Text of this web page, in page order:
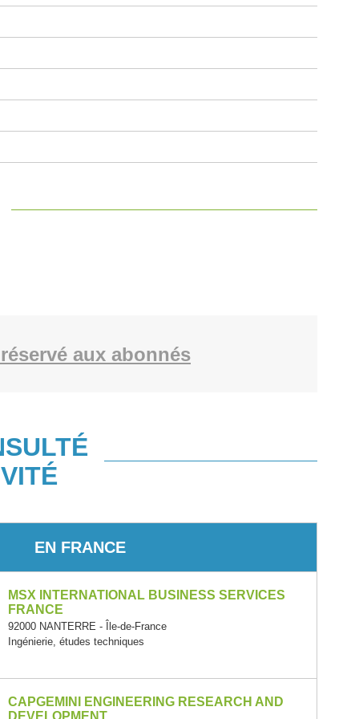
aux abonnés
EN FRANCE
MSX INTERNATIONAL BUSINESS SERVICES
FRANCE
92000 NANTERRE - Île-de-France
Ingénierie, études techniques
CAPGEMINI ENGINEERING RESEARCH AND